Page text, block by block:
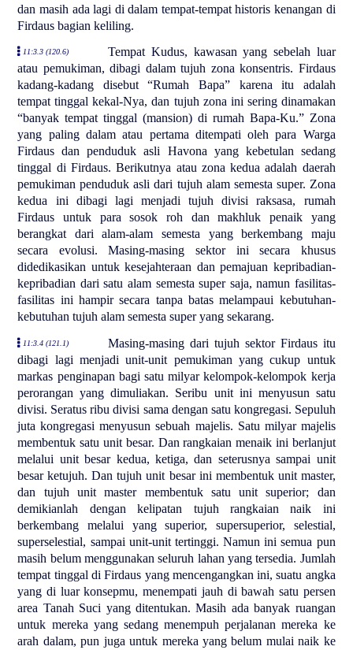
dan masih ada lagi di dalam tempat-tempat historis kenangan di
Firdaus bagian keliling.
11:3.3 (120.6)
Tempat Kudus, kawasan yang sebelah luar
atau pemukiman, dibagi dalam tujuh zona konsentris. Firdaus
kadang-kadang disebut “Rumah Bapa” karena itu adalah
tempat tinggal kekal-Nya, dan tujuh zona ini sering dinamakan
“banyak tempat tinggal (mansion) di rumah Bapa-Ku.” Zona
yang paling dalam atau pertama ditempati oleh para Warga
Firdaus dan penduduk asli Havona yang kebetulan sedang
tinggal di Firdaus. Berikutnya atau zona kedua adalah daerah
pemukiman penduduk asli dari tujuh alam semesta super. Zona
kedua ini dibagi lagi menjadi tujuh divisi raksasa, rumah
Firdaus untuk para sosok roh dan makhluk penaik yang
berangkat dari alam-alam semesta yang berkembang maju
secara evolusi. Masing-masing sektor ini secara khusus
didedikasikan untuk kesejahteraan dan pemajuan kepribadian-
kepribadian dari satu alam semesta super saja, namun fasilitas-
fasilitas ini hampir secara tanpa batas melampaui kebutuhan-
kebutuhan tujuh alam semesta super yang sekarang.
11:3.4 (121.1)
Masing-masing dari tujuh sektor Firdaus itu
dibagi lagi menjadi unit-unit pemukiman yang cukup untuk
markas penginapan bagi satu milyar kelompok-kelompok kerja
perorangan yang dimuliakan. Seribu unit ini menyusun satu
divisi. Seratus ribu divisi sama dengan satu kongregasi. Sepuluh
juta kongregasi menyusun sebuah majelis. Satu milyar majelis
membentuk satu unit besar. Dan rangkaian menaik ini berlanjut
melalui unit besar kedua, ketiga, dan seterusnya sampai unit
besar ketujuh. Dan tujuh unit besar ini membentuk unit master,
dan tujuh unit master membentuk satu unit superior; dan
demikianlah dengan kelipatan tujuh rangkaian naik ini
berkembang melalui yang superior, supersuperior, selestial,
superselestial, sampai unit-unit tertinggi. Namun ini semua pun
masih belum menggunakan seluruh lahan yang tersedia. Jumlah
tempat tinggal di Firdaus yang mencengangkan ini, suatu angka
yang di luar konsepmu, menempati jauh di bawah satu persen
area Tanah Suci yang ditentukan. Masih ada banyak ruangan
untuk mereka yang sedang menempuh perjalanan mereka ke
arah dalam, pun juga untuk mereka yang belum mulai naik ke